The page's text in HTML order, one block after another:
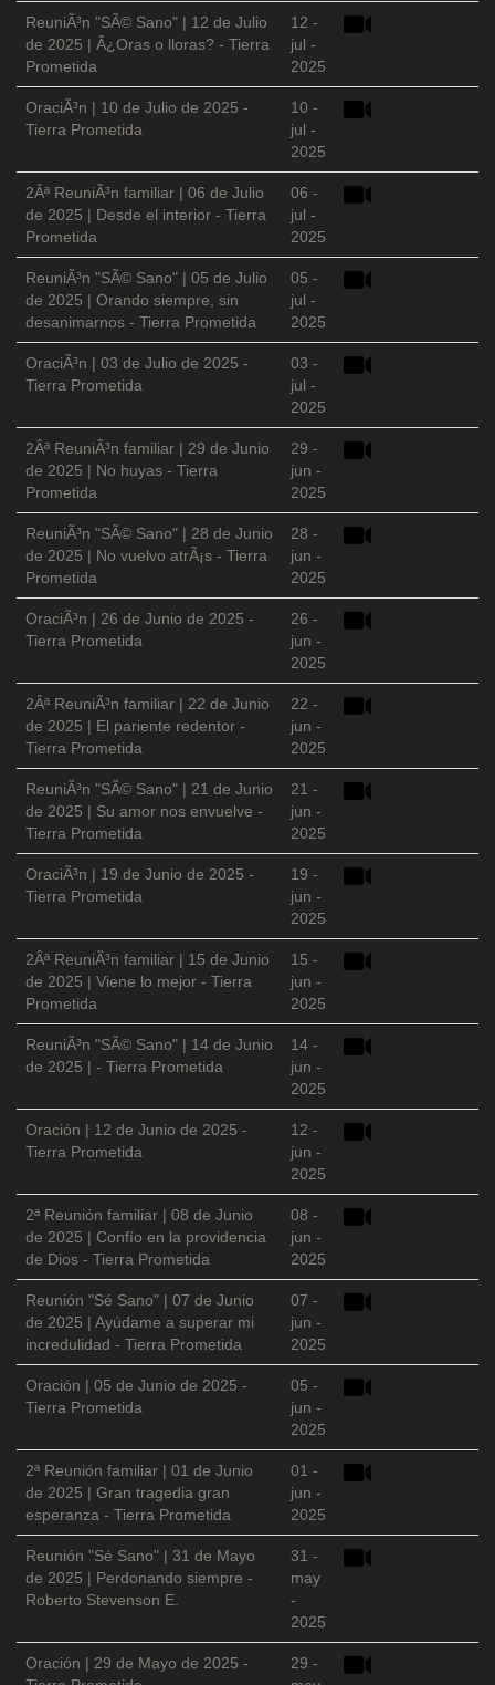
ReuniÃ³n "SÃ© Sano" | 12 de Julio
de 2025 | Â¿Oras o lloras? - Tierra
Prometida
12 -
jul -
2025
OraciÃ³n | 10 de Julio de 2025 -
Tierra Prometida
10 -
jul -
2025
2Âª ReuniÃ³n familiar | 06 de Julio
de 2025 | Desde el interior - Tierra
Prometida
06 -
jul -
2025
ReuniÃ³n "SÃ© Sano" | 05 de Julio
de 2025 | Orando siempre, sin
desanimarnos - Tierra Prometida
05 -
jul -
2025
OraciÃ³n | 03 de Julio de 2025 -
Tierra Prometida
03 -
jul -
2025
2Âª ReuniÃ³n familiar | 29 de Junio
de 2025 | No huyas - Tierra
Prometida
29 -
jun -
2025
ReuniÃ³n "SÃ© Sano" | 28 de Junio
de 2025 | No vuelvo atrÃ¡s - Tierra
Prometida
28 -
jun -
2025
OraciÃ³n | 26 de Junio de 2025 -
Tierra Prometida
26 -
jun -
2025
2Âª ReuniÃ³n familiar | 22 de Junio
de 2025 | El pariente redentor -
Tierra Prometida
22 -
jun -
2025
ReuniÃ³n "SÃ© Sano" | 21 de Junio
de 2025 | Su amor nos envuelve -
Tierra Prometida
21 -
jun -
2025
OraciÃ³n | 19 de Junio de 2025 -
Tierra Prometida
19 -
jun -
2025
2Âª ReuniÃ³n familiar | 15 de Junio
de 2025 | Viene lo mejor - Tierra
Prometida
15 -
jun -
2025
ReuniÃ³n "SÃ© Sano" | 14 de Junio
de 2025 | - Tierra Prometida
14 -
jun -
2025
Oración | 12 de Junio de 2025 -
Tierra Prometida
12 -
jun -
2025
2ª Reunión familiar | 08 de Junio
de 2025 | Confío en la providencia
de Dios - Tierra Prometida
08 -
jun -
2025
Reunión "Sé Sano" | 07 de Junio
de 2025 | Ayúdame a superar mi
incredulidad - Tierra Prometida
07 -
jun -
2025
Oración | 05 de Junio de 2025 -
Tierra Prometida
05 -
jun -
2025
2ª Reunión familiar | 01 de Junio
de 2025 | Gran tragedia gran
esperanza - Tierra Prometida
01 -
jun -
2025
Reunión "Sé Sano" | 31 de Mayo
de 2025 | Perdonando siempre -
Roberto Stevenson E.
31 -
may
-
2025
Oración | 29 de Mayo de 2025 -
29 -